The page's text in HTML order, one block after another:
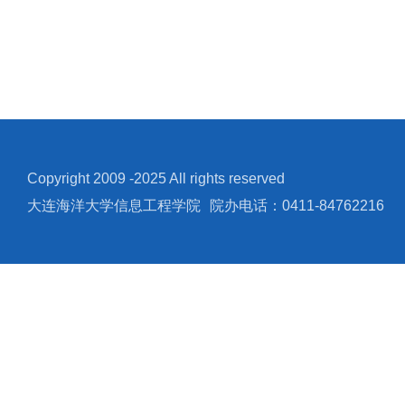
Copyright 2009 -2025 All rights reserved
大连海洋大学信息工程学院
院办电话：0411-84762216